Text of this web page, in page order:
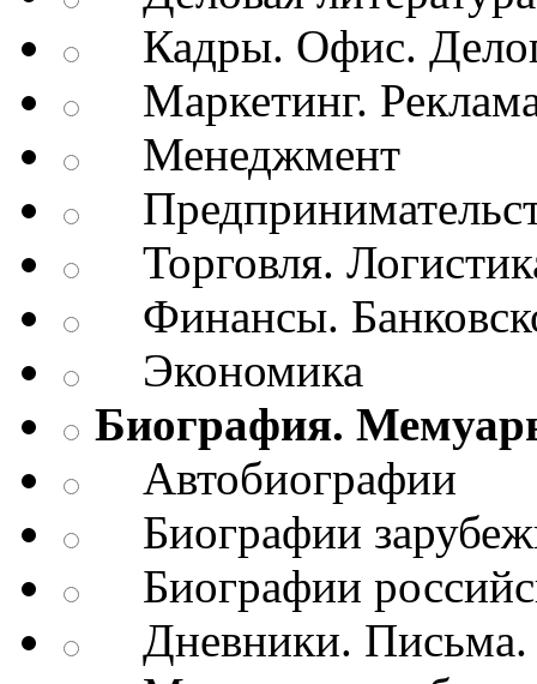
Кадры. Офис.
Маркетинг.
Менеджмент
Торговля.
Финансы.
Экономика
Биография.
Автобиографии
Биографии
Биографии
Дневники. Письма.